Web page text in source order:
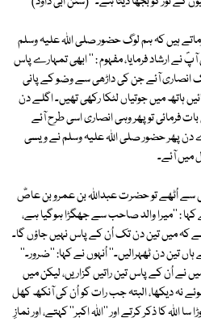
ہیں کہ ہم لوگ حضور صلی اللہ علیہ وسلم
نے ارشاد فرمایا، مفہوم : '' ابھی تمہارے پاس
انصاری آئے جن کی داڑھی سے وضو کے پانی
ہاتھ میں جوتیاں لٹکا رکھی تھیں۔ اگلے دن
فرمائی تو پھر وہی انصاری اسی طرح آئے
پھر حضور صلی اللہ علیہ وسلم نے ویسی
میں آئے۔
اُٹھے تو حضرت عبداللہ بن عمرو بن عاصؓ
: ''میرا والد صاحب سے جھگڑا ہوگیا ہے،
میں تین دن تک اُن کے پاس نہیں جاؤں گا۔
تین دن ٹھہرالیں۔'' اُنہوں نے کہا: ''ضرور۔''
نے اُن کے پاس تین راتیں گزاریں، لیکن میں
نہ دیکھا، البتہ جب رات کو اُن کی آنکھ کھل
اللہ کا ذکر کرتے اور ''اللہ اکبر'' کہتے، اور نمازِ